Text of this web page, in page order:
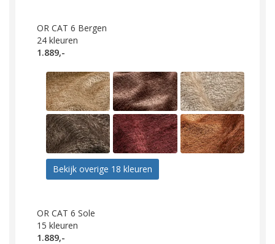
OR CAT 6 Bergen
24 kleuren
1.889,-
Bekijk overige 18 kleuren
OR CAT 6 Sole
15 kleuren
1.889,-